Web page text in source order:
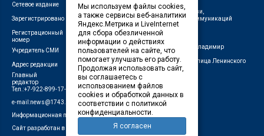
Сетевое издание
"1743"
Зарегистрировано
Федеральной службой по надзору в сфере связи,
информационных технологий и массовых коммуникаций
(Роскомнадзор)
Регистрационный
номер
ЭЛ № ФС 77-75960 от 19.06.2019 г.
Учредитель СМИ
Индивидуальный предприниматель Савин Владимир
Валерьевич
Адрес редакции
462411, Оренбургская область, город Орск, улица Ленинского
Комсомола, д. 4-Б
Главный
редактор
Лещенко П.А.
Тел.:+7-922-899-17-43
e-mail:news@1743.ru
Информационная продукция СМИ — 18+ (запрещено для детей)
Сайт разработан в студии Маркер
Мы используем файлы cookies,
а также сервисы веб-аналитики
Яндекс.Метрика и LiveInternet
для сбора обезличенной
информации о действиях
пользователей на сайте, что
помогает улучшать его работу.
Продолжая использовать сайт,
вы соглашаетесь с
использованием файлов
cookies и обработкой данных в
соответствии с политикой
конфиденциальности.
Я согласен